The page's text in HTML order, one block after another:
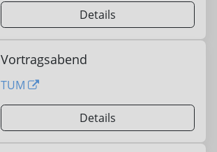
Details
Vortragsabend
TUM
Details